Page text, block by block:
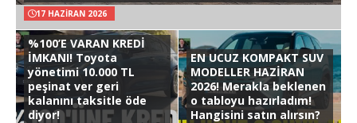
17 HAZIRAN 2026
%100’E VARAN KREDİ
İMKANI! Toyota
yönetimi 10.000 TL
peşinat ver geri
kalanını taksitle öde
diyor!
EN UCUZ KOMPAKT SUV
MODELLER HAZİRAN
2026! Merakla beklenen
o tabloyu hazırladım!
Hangisini satın alırsın?